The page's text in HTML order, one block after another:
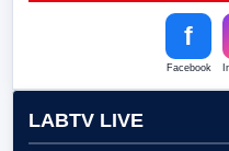
f
Facebook
LABTV LIVE